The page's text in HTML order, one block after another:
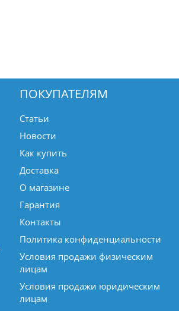
ПОКУПАТЕЛЯМ
Статьи
Новости
Как купить
Доставка
О магазине
Гарантия
Контакты
Политика конфиденциальности
Условия продажи физическим
лицам
Условия продажи юридическим
лицам